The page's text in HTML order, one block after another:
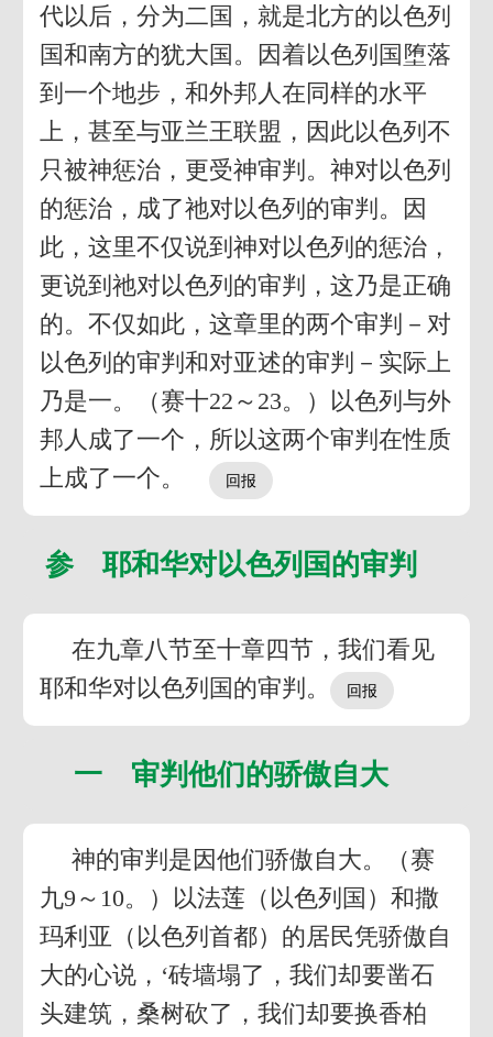
代以后，分为二国，就是北方的以色列
国和南方的犹大国。因着以色列国堕落
到一个地步，和外邦人在同样的水平
上，甚至与亚兰王联盟，因此以色列不
只被神惩治，更受神审判。神对以色列
的惩治，成了祂对以色列的审判。因
此，这里不仅说到神对以色列的惩治，
更说到祂对以色列的审判，这乃是正确
的。不仅如此，这章里的两个审判－对
以色列的审判和对亚述的审判－实际上
乃是一。（赛十22～23。）以色列与外
邦人成了一个，所以这两个审判在性质
上成了一个。
参 耶和华对以色列国的审判
在九章八节至十章四节，我们看见
耶和华对以色列国的审判。
一 审判他们的骄傲自大
神的审判是因他们骄傲自大。（赛
九9～10。）以法莲（以色列国）和撒
玛利亚（以色列首都）的居民凭骄傲自
大的心说，‘砖墙塌了，我们却要凿石
头建筑，桑树砍了，我们却要换香柏